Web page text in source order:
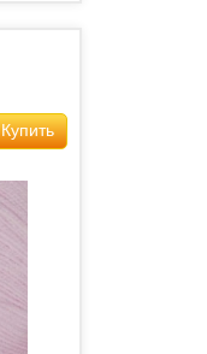
Купить